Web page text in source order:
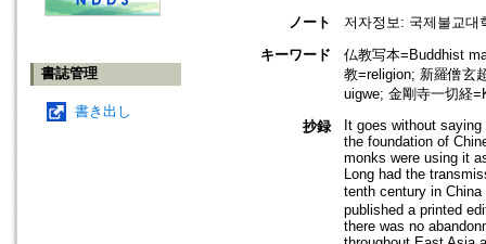
書誌管理
書き出し
ノート
저자정보: 국제불교대
キーワード
仏教写本=Buddhist
教=religion; 新羅僧玄
uigwe; 金剛寺一切経
抄録
It goes without
the foundation of
monks were using it
Long had the
tenth century in
published a printed
there was no